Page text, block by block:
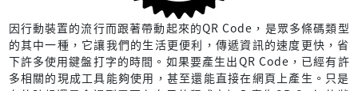
因行動裝置的流行而跟著帶動起來的QR Code，是眾多條碼類型
的其中一種，它讓我們的生活更便利，傳遞資訊的速度更快，省
下許多使用鍵盤打字的時間。如果要產生出QR Code，已經有許
多相關的現成工具能夠使用，甚至還能直接在網頁上產生。只是